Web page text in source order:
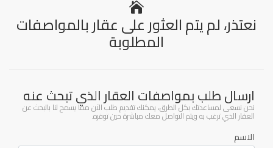
نعتذر، لم يتم العثور على عقار بالمواصفات
المطلوبة
ارسال طلب بمواصفات العقار الذي تبحث عنه
نحن نسعى لمساعدتك بكل الطرق، يمكنك تقديم طلب الآن مما يسمح لنا بالبحث عن
العقار الذي ترغب به ويتم التواصل معك مباشرة حين توفره.
الاسم